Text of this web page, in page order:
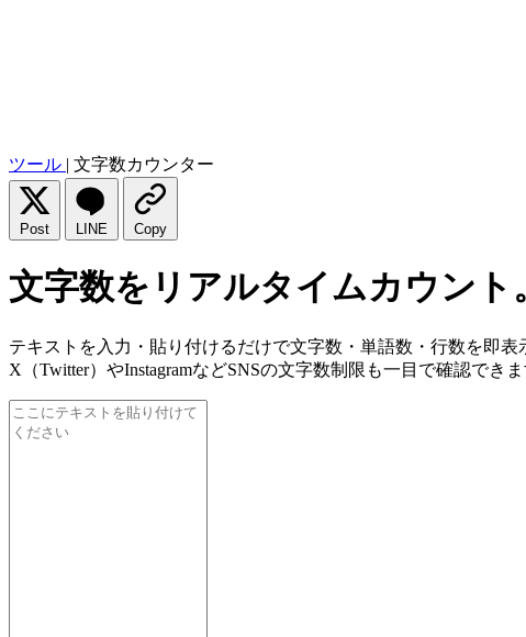
ツール | 文字数カウンター
Post LINE Copy
文字数をリアルタイムカウント
テキストを入力・貼り付けるだけで文字数・単語数・行数を即表
X（Twitter）やInstagramなどSNSの文字数制限も一目で確認できま